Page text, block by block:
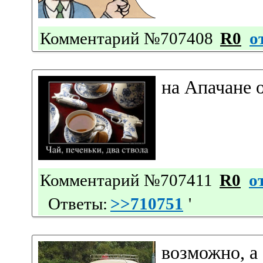
Комментарий №707408 R0
на Апачане
Комментарий №707411 R0
Ответы: >>710751 '
возможно, а